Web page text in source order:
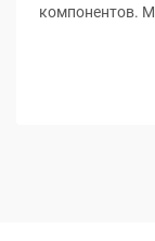
компонентов.
расходов.